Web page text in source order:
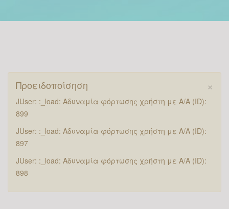
×
Προειδοποίσηση
JUser: :_load: Αδυναμία φόρτωσης χρήστη με Α/Α (ID):
899
JUser: :_load: Αδυναμία φόρτωσης χρήστη με Α/Α (ID):
897
JUser: :_load: Αδυναμία φόρτωσης χρήστη με Α/Α (ID):
898